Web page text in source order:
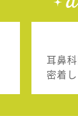
耳鼻
密着